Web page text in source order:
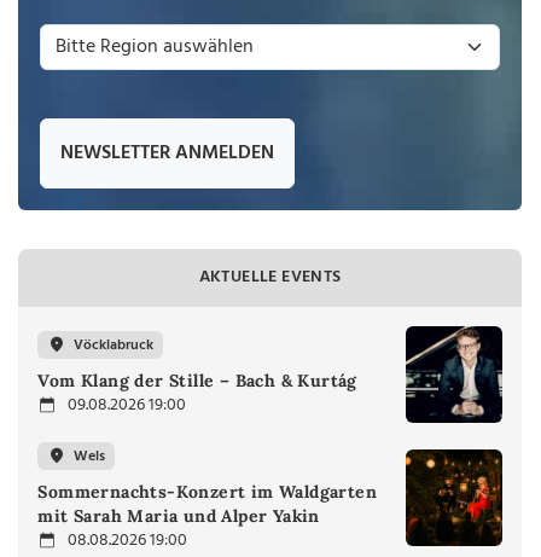
NEWSLETTER ANMELDEN
AKTUELLE EVENTS
Vöcklabruck
Vom Klang der Stille – Bach & Kurtág
09.08.2026 19:00
Wels
Sommernachts-Konzert im Waldgarten
mit Sarah Maria und Alper Yakin
08.08.2026 19:00